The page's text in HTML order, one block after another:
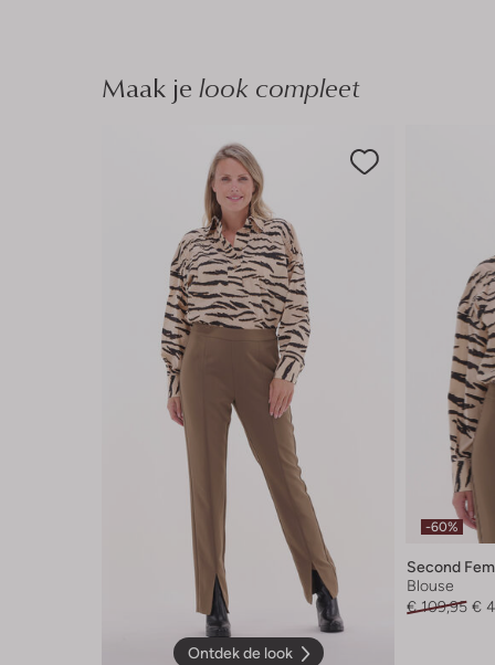
Maak je look compleet
Ontdek de look
-60%
Second
Blouse
€ 109,95 €